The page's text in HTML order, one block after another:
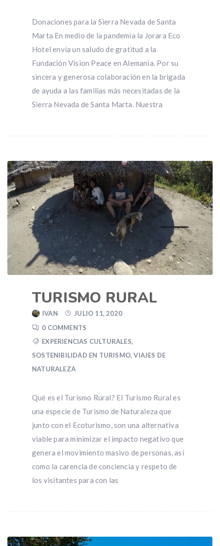
Donaciones para la Sierra Nevada de Santa
Marta En medio de la pandemia la Jorara Eco
Hotel envía un saludo de gratitud a la
Fundación Vision Peace en Alemania. Por su
sincera y generosa colaboración en la brigada
de ayuda a las familias más necesitadas de la
Sierra Nevada de Santa Marta. Nuestra
TURISMO RURAL
IVAN
JULIO 11, 2020
0 COMMENTS
EXPERIENCIAS CULTURALES,
SOSTENIBILIDAD EN TURISMO,VIAJES DE
NATURALEZA
Qué es el Turismo Rural? El Turismo Rural es
una especie de Turismo de Naturaleza que
junto con el Ecoturismo, son una alternativa
viable para minimizar el impacto negativo que
genera el movimiento masivo de personas, así
como la carencia de conciencia y respeto de
los visitantes para con las